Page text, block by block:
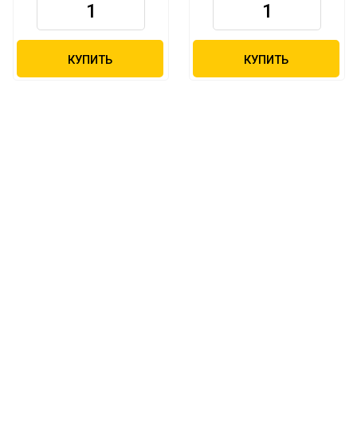
КУПИТЬ КУПИТЬ